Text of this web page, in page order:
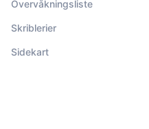
Overvåkningsliste
Skriblerier
Sidekart